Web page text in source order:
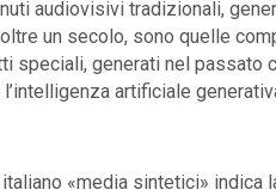
audiovisivi tradizionali,
un secolo, sono quelle
generati nel passato
artificiale
italiano «media sintetici»